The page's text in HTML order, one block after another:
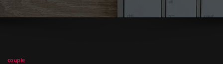
couple